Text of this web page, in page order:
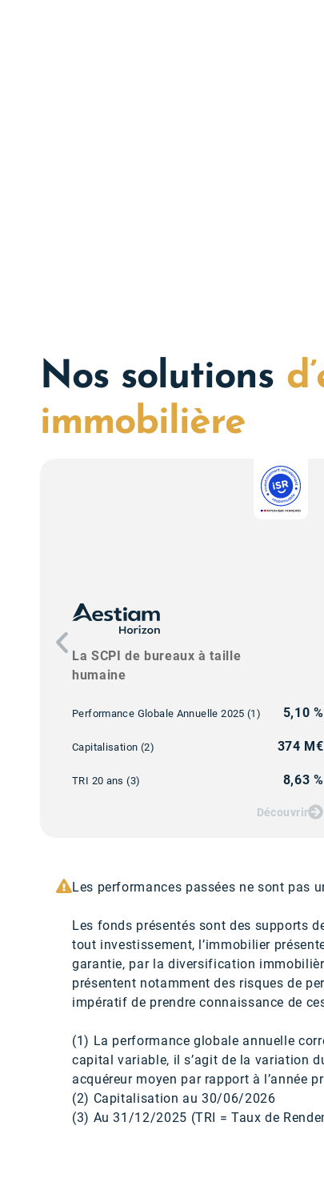
Nos solutions
immobilière
La SCPI de bureaux à taille
humaine
5,10 %
Performance Globale Annuelle 2025 (1)
374 M€
Capitalisation (2)
8,63 %
TRI 20 ans (3)
Découvrir
Les performances passées ne sont pas
Les fonds présentés sont des supports
tout investissement, l’immobilier
garantie, par la diversification
présentent notamment des risques de
impératif de prendre connaissance de
(1) La performance globale annuelle
capital variable, il s’agit de la variation
acquéreur moyen par rapport à l’année
(2) Capitalisation au 30/06/2026
(3) Au 31/12/2025 (TRI = Taux de